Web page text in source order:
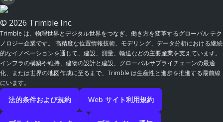
© 2026 Trimble Inc.
Trimble は、物理世界とデジタル世界をつなぎ、働き方を変革するグローバル テク
ノロジー企業です。 高精度な位置情報技術、モデリング、データ分析における継続
的なイノベーションを通じて、建設、測量、輸送などの主要産業を支えています。
インフラの構築や維持、建物の設計と建設、グローバルサプライチェーンの最適
化、または世界の地図作成に至るまで、Trimble は生産性と進歩を推進する最前線
にいます。
法的条件および規約 Web サイト利用規約